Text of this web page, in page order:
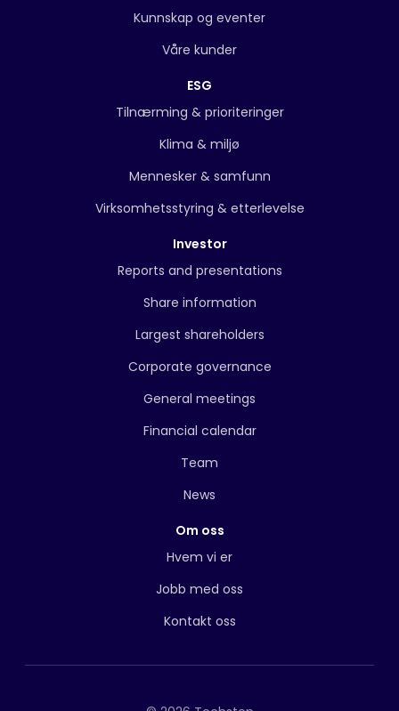
Kunnskap og eventer
Våre kunder
ESG
Tilnærming & prioriteringer
Klima & miljø
Mennesker & samfunn
Virksomhetsstyring & etterlevelse
Investor
Reports and presentations
Share information
Largest shareholders
Corporate governance
General meetings
Financial calendar
Team
News
Om oss
Hvem vi er
Jobb med oss
Kontakt oss